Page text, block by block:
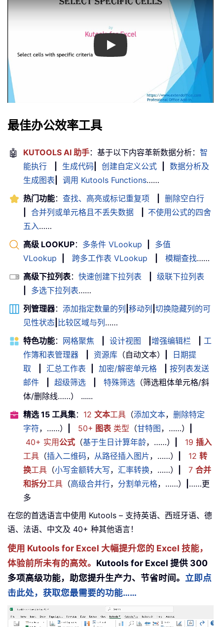
Play
最佳办公效率工具
🤖 KUTOOLS AI 助手：基于以下内容革新数据分析： 智
能执行
生成代码 创建自定义公式
数据分析及
生成图表
调用 Kutools Functions……
热门功能： 查找、高亮或标记重复项
删除空白行
合并列或单元格且不丢失数据
不使用公式的四舍
五入……
高级 LOOKUP： 多条件 VLookup
多值
VLookup
跨多工作表 VLookup 模糊查找……
高级下拉列表： 快速创建下拉列表
级联下拉列表
多选下拉列表……
列管理器： 添加指定数量的列 移动列 切换隐藏列的可
见性状态 比较区域与列……
特色功能： 网格聚焦 设计视图 增强编辑栏
工
作簿和表管理器
资源库 （自动文本）
日期提
取
汇总工作表 加密/解密单元格
按列表发送
邮件
超级筛选 特殊筛选 （筛选粗体单元格/斜
体/删除线……） ......
精选 15 工具集： 12 文本工具 （添加文本， 删除特定
字符，……） 50+ 图表 类型 （甘特图，……）
40+ 实用公式 （基于生日计算年龄，……） 19 插入
工具 （插入二维码， 从路径插入图片，……） 12 转
换工具 （小写金额转大写， 汇率转换，……） 7 合并
和拆分工具 （高级合并行， 分割单元格，……）
……更
多
在您的首选语言中使用 Kutools – 支持英语、西班牙语、德
语、法语、中文及 40+ 种其他语言！
使用 Kutools for Excel 大幅提升您的 Excel 技能，
体验前所未有的高效。 Kutools for Excel 提供 300
多项高级功能，助您提升生产力、节省时间。 立即点
击此处，获取您最需要的功能……